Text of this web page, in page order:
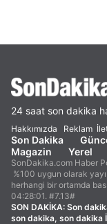
24 saat son dakika
Hakkımızda Reklam
Son Dakika
Magazin
Yerel
SonDakika.com Haber
%100 uygun olarak
herhangi bir ortamda
04:28:01. #7.13#
SON DAKİKA: Son
son dakika, son dakika